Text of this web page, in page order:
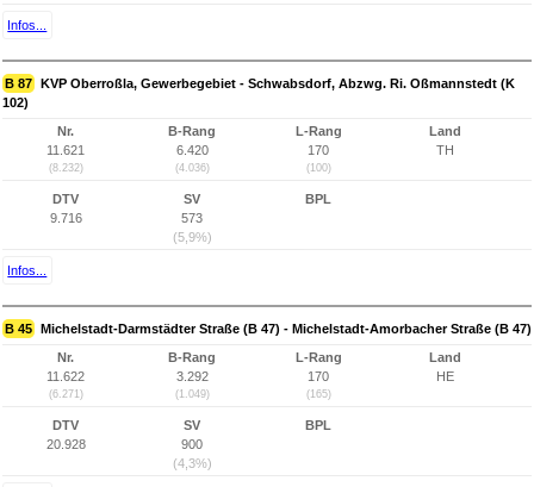
Infos...
B 87 KVP Oberroßla, Gewerbegebiet - Schwabsdorf, Abzwg. Ri. Oßmannstedt (K
102)
Nr.
11.621
(8.232)
B-Rang
6.420
(4.036)
L-Rang
170
(100)
Land
TH
DTV
9.716
SV
573
(5,9%)
BPL
Infos...
B 45 Michelstadt-Darmstädter Straße (B 47) - Michelstadt-Amorbacher Straße (B 47)
Nr.
11.622
(6.271)
B-Rang
3.292
(1.049)
L-Rang
170
(165)
Land
HE
DTV
20.928
SV
900
(4,3%)
BPL